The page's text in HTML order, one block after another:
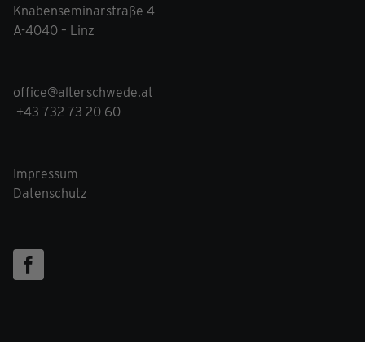
Knabenseminarstraße 4
A-4040 – Linz
office@alterschwede.at
+43 732 73 20 60
Impressum
Datenschutz